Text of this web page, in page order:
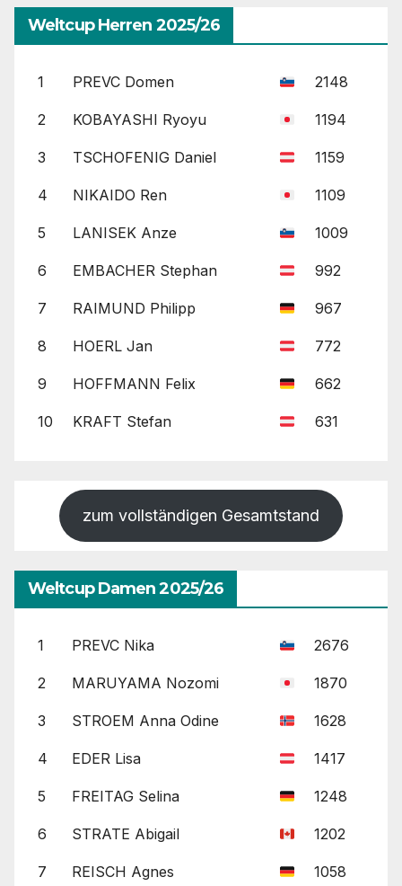
Weltcup Herren 2025/26
1 PREVC Domen 2148
2 KOBAYASHI Ryoyu 1194
3 TSCHOFENIG Daniel 1159
4 NIKAIDO Ren 1109
5 LANISEK Anze 1009
6 EMBACHER Stephan 992
7 RAIMUND Philipp 967
8 HOERL Jan 772
9 HOFFMANN Felix 662
10 KRAFT Stefan 631
zum vollständigen Gesamtstand
Weltcup Damen 2025/26
1 PREVC Nika 2676
2 MARUYAMA Nozomi 1870
3 STROEM Anna Odine 1628
4 EDER Lisa 1417
5 FREITAG Selina 1248
6 STRATE Abigail 1202
7 REISCH Agnes 1058